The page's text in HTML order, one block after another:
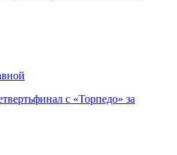
с «Торпедо» за